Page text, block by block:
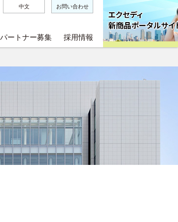
パートナー募集 採用情報
中文 お問い合わせ